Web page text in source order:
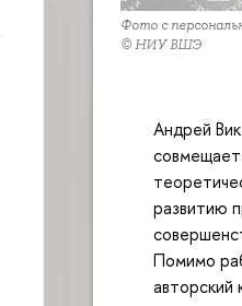
Фото с
© НИУ ВШЭ
Андрей
развитию
Помимо
авторский